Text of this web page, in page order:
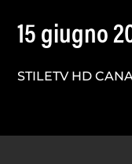
15 giugno
STILETV HD